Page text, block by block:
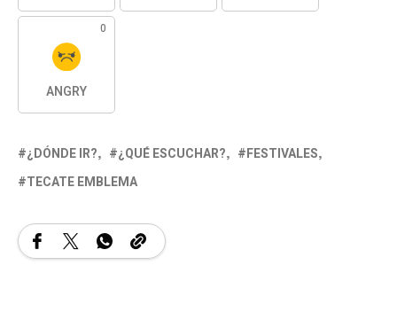
0
ANGRY
¿DÓNDE IR? ¿QUÉ ESCUCHAR?
FESTIVALES
TECATE EMBLEMA